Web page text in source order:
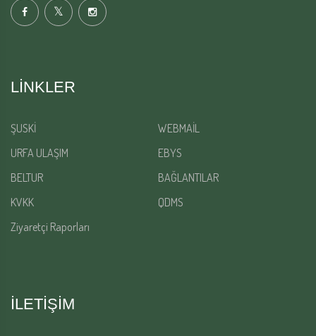
LINKLER
ŞUSKİ
WEBMAİL
URFA ULAŞIM
EBYS
BELTUR
BAĞLANTILAR
KVKK
QDMS
Ziyaretçi Raporları
İLETİŞİM